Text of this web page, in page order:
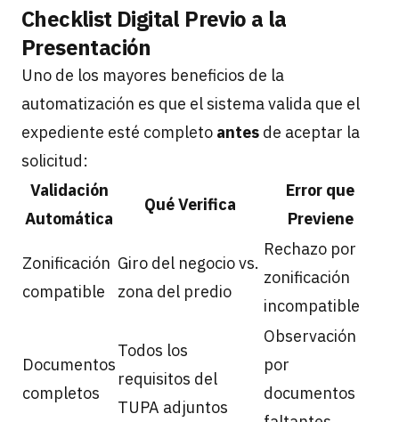
Checklist Digital Previo a la
Presentación
Uno de los mayores beneficios de la
automatización es que el sistema valida que el
expediente esté completo antes de aceptar la
solicitud:
Validación
Automática
Qué Verifica
Error que
Previene
Zonificación
compatible
Giro del negocio vs.
zona del predio
Rechazo por
zonificación
incompatible
Documentos
completos
Todos los
requisitos del
TUPA adjuntos
Observación
por
documentos